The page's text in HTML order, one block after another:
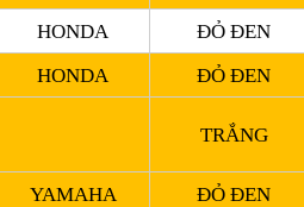
HONDA
ĐỎ ĐEN
HONDA ĐỎ ĐEN
TRẮNG
YAMAHA
ĐỎ ĐEN